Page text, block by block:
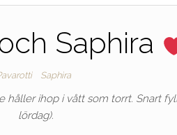
Saphira
Saphira
håller ihop i vått som torrt. Snart
lördag).